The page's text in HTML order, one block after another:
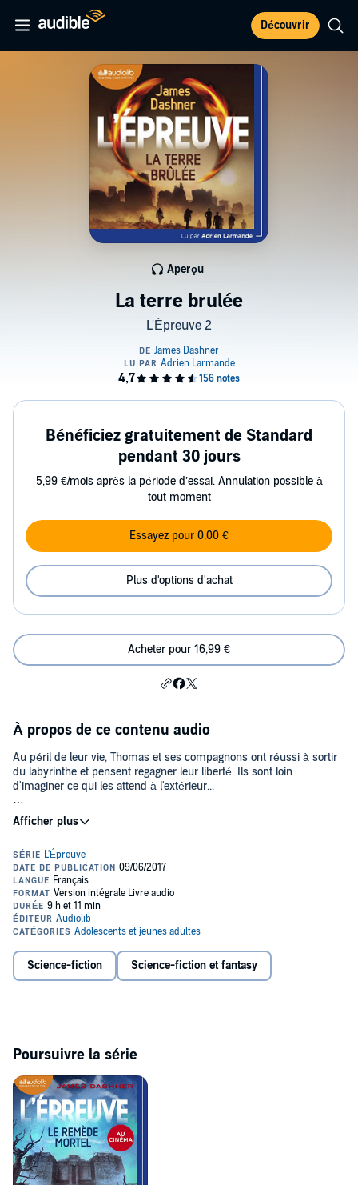
Découvrir
La terre brulée
L'Épreuve 2
Aperçu
Bénéficiez gratuitement de Standard
pendant 30 jours
5,99 €/mois après la période d’essai. Annulation possible à
tout moment
Essayez pour 0,00 €
Plus d'options d'achat
Acheter pour 16,99 €
À propos de ce contenu audio
Au péril de leur vie, Thomas et ses compagnons ont réussi à sortir
du labyrinthe et pensent regagner leur liberté. Ils sont loin
d'imaginer ce qui les attend à l'extérieur...
Thomas en était sûr, la sortie du labyrinthe marquerait la fin de
l'Épreuve. Mais à l'extérieur il découvre un monde ravagé. La terre
plus d'ordre... et des hordes de gens infectés, en proie à une folie
meurtrière, errent dans les villes en ruines. Au lieu de la liberté
espérée, Thomas se trouve confronté à un nouveau défi
démoniaque. Au cœur de cette terre brûlée, parviendra-t-il à
trouver la paix... et un peu d'amour ?
deuxième tome de cette trilogie culte !
Science-fiction Science-fiction et fantasy
Poursuivre la série